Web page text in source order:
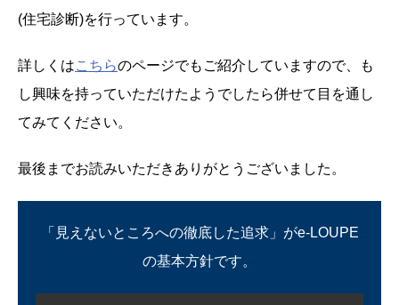
(住宅診断)を行っています。
詳しくはこちらのページでもご紹介していますので、も
し興味を持っていただけたようでしたら併せて目を通し
てみてください。
最後までお読みいただきありがとうございました。
「見えないところへの徹底した追求」がe-LOUPE
の基本方針です。